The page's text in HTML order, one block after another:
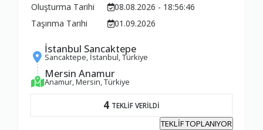
Oluşturma Tarihi
08.08.2026 - 18:56:46
Taşınma Tarihi
01.09.2026
İstanbul Sancaktepe
Sancaktepe, İstanbul, Türkiye
Mersin Anamur
Anamur, Mersin, Türkiye
4 TEKLİF VERİLDİ
TEKLİF TOPLANIYOR